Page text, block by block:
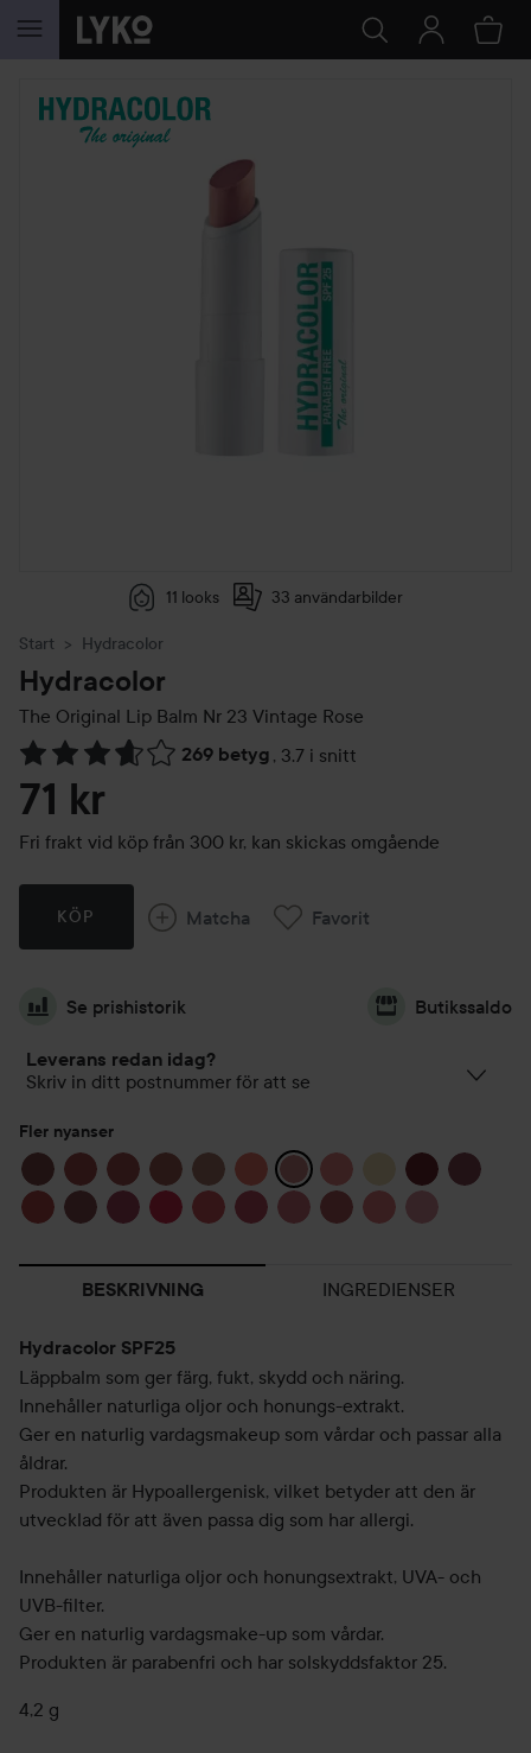
HOPPA TILL INNEHÅLLET
11 looks 33 användarbilder
Start Hydracolor
Hydracolor
The Original Lip Balm Nr 23 Vintage Rose
269 betyg , 3.7 i snitt
Hoppa till Betyg & kommentarer
71 kr
Fri frakt vid köp från 300 kr, kan skickas omgående
KÖP Matcha Favorit
Se prishistorik Butikssaldo
Leverans redan idag?
Skriv in ditt postnummer för att se
Fler nyanser
BESKRIVNING INGREDIENSER
Hydracolor SPF25
Läppbalm som ger färg, fukt, skydd och näring.
Innehåller naturliga oljor och honungs-extrakt.
Ger en naturlig vardagsmakeup som vårdar och passar alla
åldrar.
Produkten är Hypoallergenisk, vilket betyder att den är
utvecklad för att även passa dig som har allergi.
Innehåller naturliga oljor och honungsextrakt, UVA- och
UVB-filter.
Ger en naturlig vardagsmake-up som vårdar.
Produkten är parabenfri och har solskyddsfaktor 25.
4,2 g